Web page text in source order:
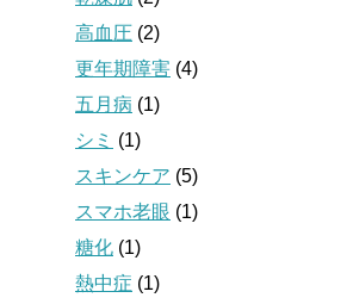
高血圧 (2)
更年期障害 (4)
五月病 (1)
シミ (1)
スキンケア (5)
スマホ老眼 (1)
糖化 (1)
熱中症 (1)